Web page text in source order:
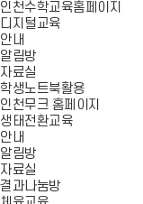
인천수학교육홈페이지
디지털교육
안내
알림방
자료실
학생노트북활용
인천무크 홈페이지
생태전환교육
안내
알림방
자료실
결과나눔방